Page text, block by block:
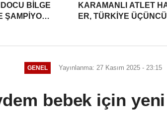
BİLGE
ŞAMPİYONU
KARAMANLI ATLET
ER, TÜRKİYE
GENEL Yayınlanma: 27 Kasım 2025 - 23:15
bebek için